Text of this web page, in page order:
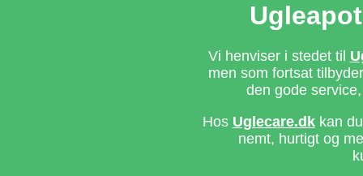
Vi henviser i stedet til
men som fortsat
den gode
Hos Uglecare.dkkan du
nemt, hurtigt og